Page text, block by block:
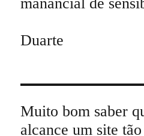
Duarte
Muito bom saber
alcance um site